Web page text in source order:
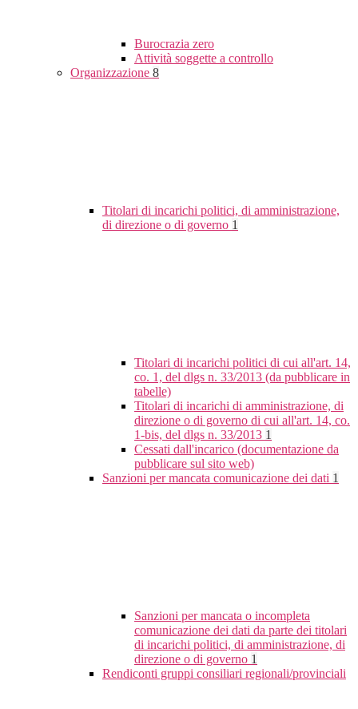
Burocrazia zero
Attività soggette a controllo
Organizzazione 8
Titolari di incarichi politici, di amministrazione,
di direzione o di governo 1
Titolari di incarichi politici di cui all'art. 14,
co. 1, del dlgs n. 33/2013 (da pubblicare in
tabelle)
Titolari di incarichi di amministrazione, di
direzione o di governo di cui all'art. 14, co.
1-bis, del dlgs n. 33/2013 1
Cessati dall'incarico (documentazione da
pubblicare sul sito web)
Sanzioni per mancata comunicazione dei dati 1
Sanzioni per mancata o incompleta
comunicazione dei dati da parte dei titolari
di incarichi politici, di amministrazione, di
direzione o di governo 1
Rendiconti gruppi consiliari regionali/provinciali